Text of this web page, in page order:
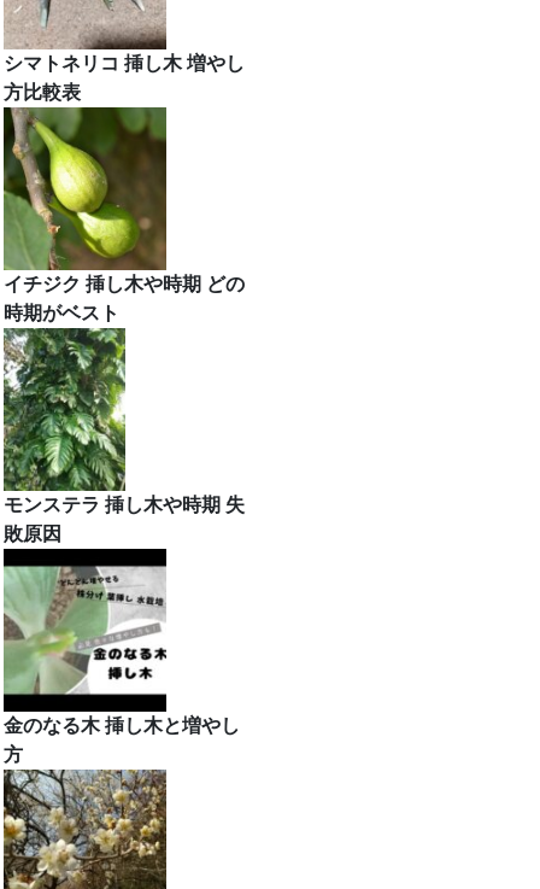
シマトネリコ 挿し木 増やし
方比較表
イチジク 挿し木や時期 どの
時期がベスト
モンステラ 挿し木や時期 失
敗原因
金のなる木 挿し木と増やし
方